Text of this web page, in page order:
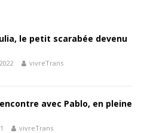
le petit scarabée devenu
vivreTrans
avec Pablo, en pleine
vivreTrans